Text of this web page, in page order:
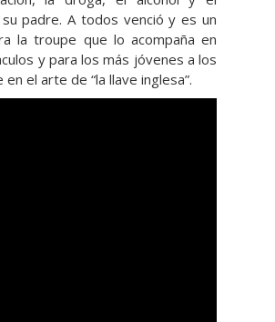
padre. A todos venció y es un
la troupe que lo acompaña en
y para los más jóvenes a los
el arte de “la llave inglesa”.